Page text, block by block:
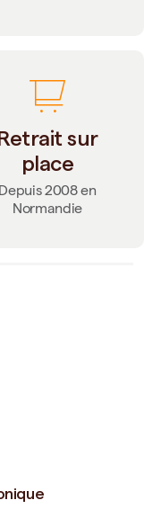
sur
place
Depuis 2008 en
Normandie